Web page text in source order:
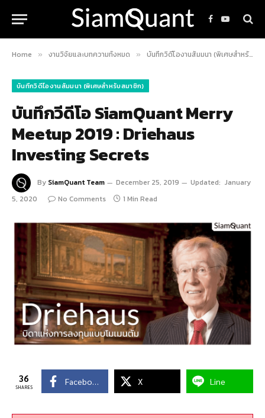
Facebook
YouTube
Home » งานวิจัยและบทความทั้งหมด » บันทึกวิดีโองานสัมมนา (พิเศษสำหรับสมาชิก)
บันทึกวิดีโองานสัมมนา (พิเศษสำหรับสมาชิก)
บันทึกวีดีโอ SiamQuant Merry
Meetup 2019 : Driehaus
Investing Secrets
By SiamQuant Team December 25, 2019 Updated: January
5, 2020
No Comments 1 Min Read
36
SHARES
Facebook X Line